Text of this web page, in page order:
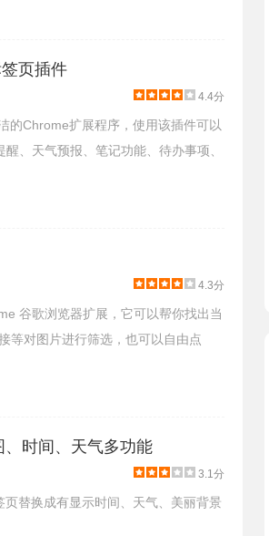
页插件
4.4分
的Chrome扩展程序，使用该插件可以
、天气预报、笔记功能、待办事项、
4.3分
谷歌浏览器扩展，它可以帮你找出当
等对图片进行筛选，也可以自由点
时间、天气多功能
3.1分
替换成有显示时间、天气、美丽背景